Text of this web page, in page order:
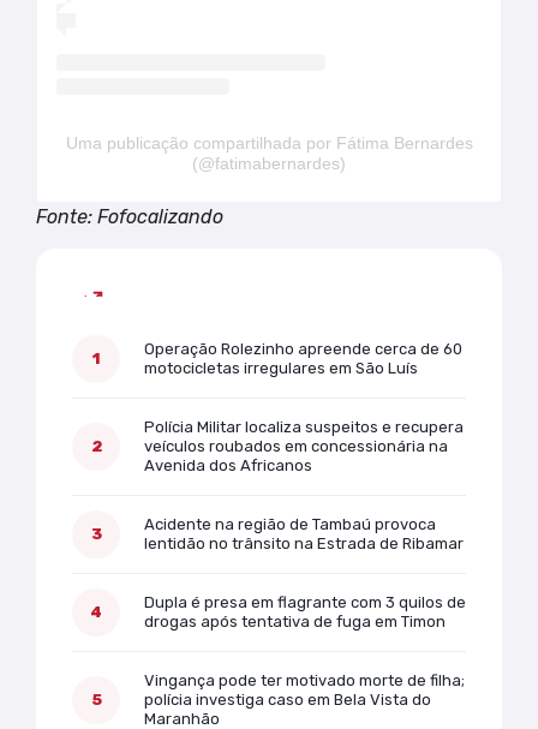
Uma publicação compartilhada por Fátima Bernardes
(@fatimabernardes)
Fonte: Fofocalizando
Operação Rolezinho apreende cerca de 60
motocicletas irregulares em São Luís
Polícia Militar localiza suspeitos e recupera
veículos roubados em concessionária na
Avenida dos Africanos
Acidente na região de Tambaú provoca
lentidão no trânsito na Estrada de Ribamar
Dupla é presa em flagrante com 3 quilos de
drogas após tentativa de fuga em Timon
Vingança pode ter motivado morte de filha;
polícia investiga caso em Bela Vista do
Maranhão